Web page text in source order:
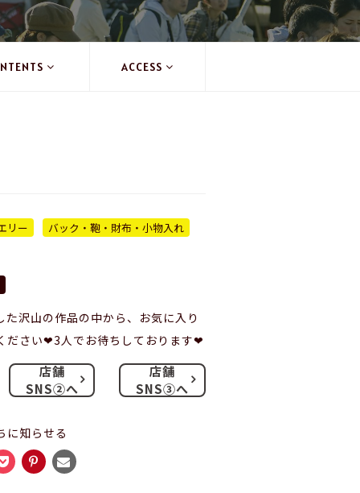
ACCESS
リー
バック・鞄・財布・小物入れ
た沢山の作品の中から、お気に入り
ださい❤︎3人でお待ちしております❤︎
店舗
SNS②へ
店舗
SNS③へ
に知らせる